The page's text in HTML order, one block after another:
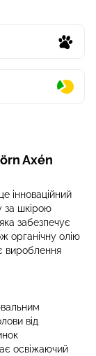
Axén
інноваційний
за шкірою
забезпечує
органічну олію
вироблення
від
освіжаючий